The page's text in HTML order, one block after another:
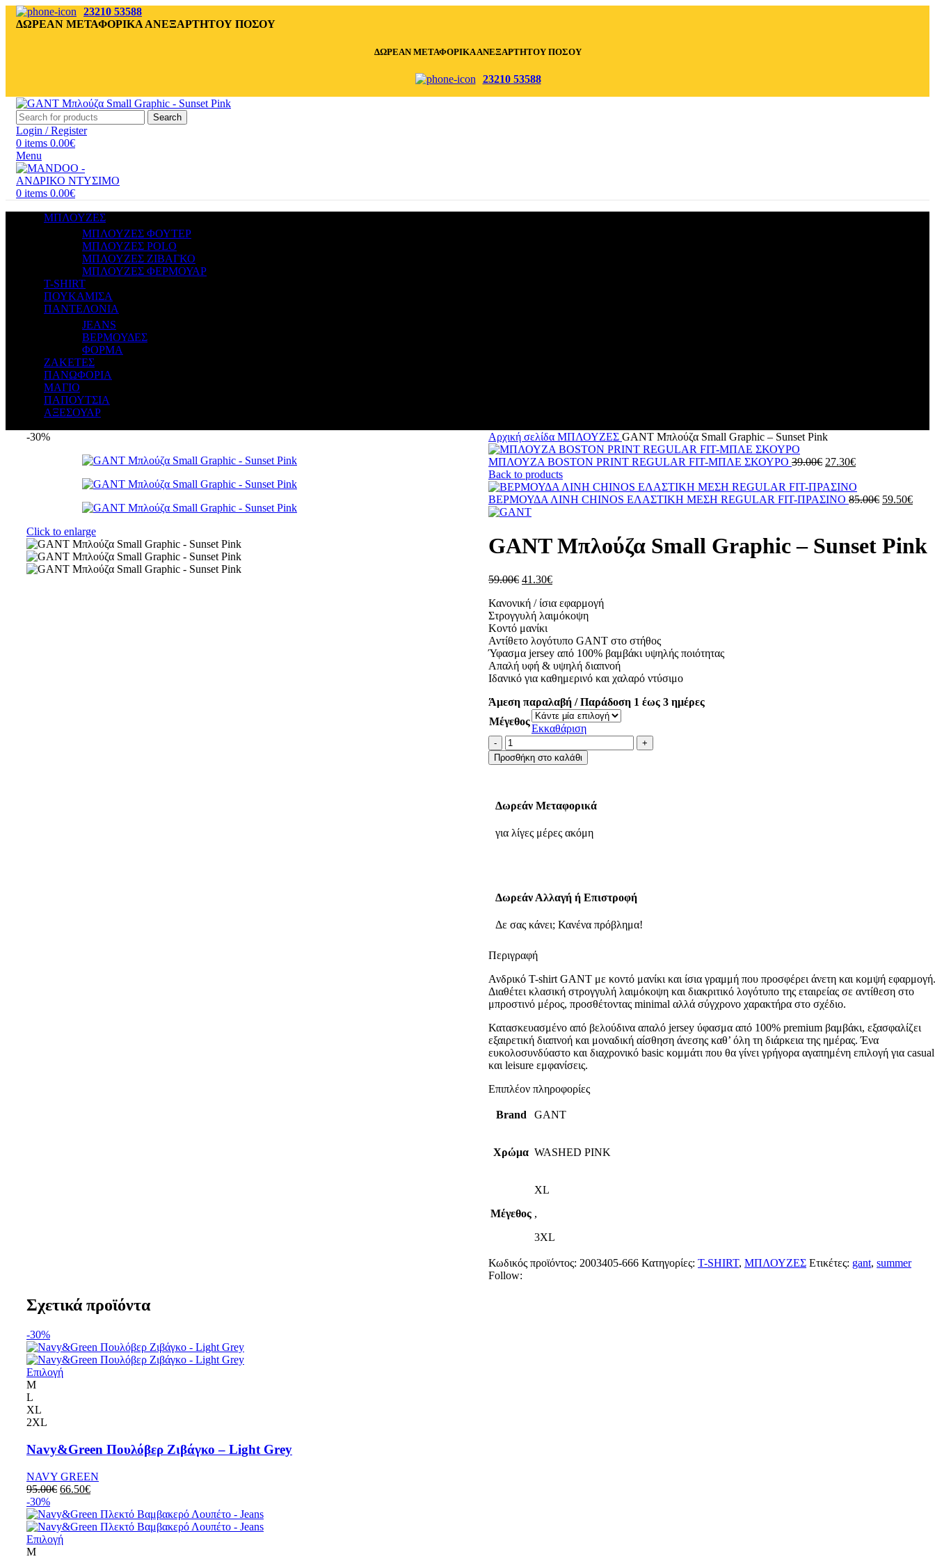
23210 53588
ΔΩΡΕΑΝ ΜΕΤΑΦΟΡΙΚΑ ΑΝΕΞΑΡΤΗΤΟΥ ΠΟΣΟΥ
ΔΩΡΕΑΝ ΜΕΤΑΦΟΡΙΚΑ ΑΝΕΞΑΡΤΗΤΟΥ ΠΟΣΟΥ
23210 53588
Search
Login / Register
0 items 0.00€
Menu
0 items 0.00€
ΜΠΛΟΥΖΕΣ
ΜΠΛΟΥΖΕΣ ΦΟΥΤΕΡ
ΜΠΛΟΥΖΕΣ POLO
ΜΠΛΟΥΖΕΣ ΖΙΒΑΓΚΟ
ΜΠΛΟΥΖΕΣ ΦΕΡΜΟΥΑΡ
T-SHIRT
ΠΟΥΚΑΜΙΣΑ
ΠΑΝΤΕΛΟΝΙΑ
JEANS
ΒΕΡΜΟΥΔΕΣ
ΦΟΡΜΑ
ΖΑΚΕΤΕΣ
ΠΑΝΩΦΟΡΙΑ
ΜΑΓΙΟ
ΠΑΠΟΥΤΣΙΑ
ΑΞΕΣΟΥΑΡ
-30%
Click to enlarge
Αρχική σελίδα ΜΠΛΟΥΖΕΣ GANT Μπλούζα Small Graphic – Sunset Pink
ΜΠΛΟΥΖΑ BOSTON PRINT REGULAR FIT-ΜΠΛΕ ΣΚΟΥΡΟ 39.00€ 27.30€
Back to products
ΒΕΡΜΟΥΔΑ ΛΙΝΗ CHINOS ΕΛΑΣΤΙΚΗ ΜΕΣΗ REGULAR FIT-ΠΡΑΣΙΝΟ 85.00€ 59.50€
GANT Μπλούζα Small Graphic – Sunset Pink
59.00€ 41.30€
Κανονική / ίσια εφαρμογή
Στρογγυλή λαιμόκοψη
Κοντό μανίκι
Αντίθετο λογότυπο GANT στο στήθος
Ύφασμα jersey από 100% βαμβάκι υψηλής ποιότητας
Απαλή υφή & υψηλή διαπνοή
Ιδανικό για καθημερινό και χαλαρό ντύσιμο
Άμεση παραλαβή / Παράδοση 1 έως 3 ημέρες
Μέγεθος
Εκκαθάριση
Προσθήκη στο καλάθι
Δωρεάν Μεταφορικά
για λίγες μέρες ακόμη
Δωρεάν Αλλαγή ή Επιστροφή
Δε σας κάνει; Κανένα πρόβλημα!
Περιγραφή
Ανδρικό T-shirt GANT με κοντό μανίκι και ίσια γραμμή που προσφέρει άνετη και κομψή εφαρμογή.
Διαθέτει κλασική στρογγυλή λαιμόκοψη και διακριτικό λογότυπο της εταιρείας σε αντίθεση στο
μπροστινό μέρος, προσθέτοντας minimal αλλά σύγχρονο χαρακτήρα στο σχέδιο.
Κατασκευασμένο από βελούδινα απαλό jersey ύφασμα από 100% premium βαμβάκι, εξασφαλίζει
εξαιρετική διαπνοή και μοναδική αίσθηση άνεσης καθ’ όλη τη διάρκεια της ημέρας. Ένα
ευκολοσυνδύαστο και διαχρονικό basic κομμάτι που θα γίνει γρήγορα αγαπημένη επιλογή για casual
και leisure εμφανίσεις.
Επιπλέον πληροφορίες
Brand GANT
Χρώμα WASHED PINK
Μέγεθος
XL
,
3XL
Κωδικός προϊόντος: 2003405-666 Κατηγορίες: T-SHIRT, ΜΠΛΟΥΖΕΣ Ετικέτες: gant, summer
Follow:
Σχετικά προϊόντα
-30%
Επιλογή
M
L
XL
2XL
Navy&Green Πουλόβερ Ζιβάγκο – Light Grey
NAVY GREEN
95.00€ 66.50€
-30%
Επιλογή
M